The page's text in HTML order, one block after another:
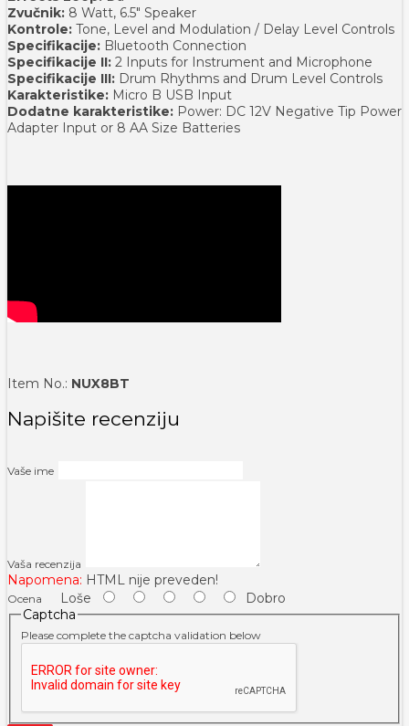
Zvučnik: 8 Watt, 6.5" Speaker
Kontrole: Tone, Level and Modulation / Delay Level Controls
Specifikacije: Bluetooth Connection
Specifikacije II: 2 Inputs for Instrument and Microphone
Specifikacije III: Drum Rhythms and Drum Level Controls
Karakteristike: Micro B USB Input
Dodatne karakteristike: Power: DC 12V Negative Tip Power
Adapter Input or 8 AA Size Batteries
Item No.: NUX8BT
Napišite recenziju
Vaše ime
Vaša recenzija
Napomena: HTML nije preveden!
Ocena Loše
Dobro
Captcha
Please complete the captcha validation below